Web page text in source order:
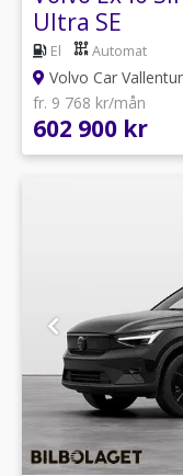
Ultra SE
El Automat
Volvo Car
fr. 9 768 kr/mån
602 900 kr